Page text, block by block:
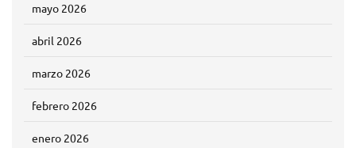
mayo 2026
abril 2026
marzo 2026
febrero 2026
enero 2026